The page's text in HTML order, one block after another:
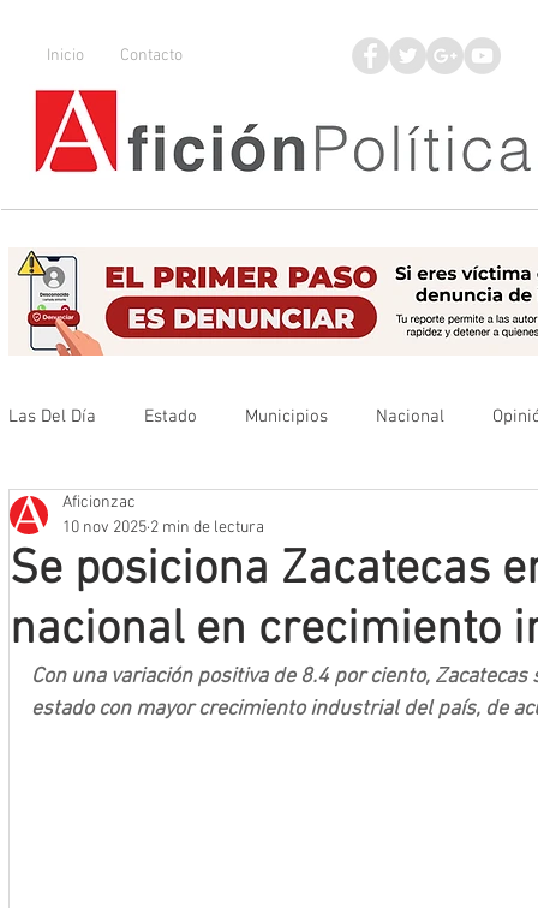
Inicio Contacto
Las Del Día Estado Municipios Nacional
Que no se olvide
Mineros LNBP
Se posiciona Zacatecas
nacional en crecimiento
Aficionzac
10 nov 2025 2 min de lectura
Con una variación positiva de 8.4 por ciento,
estado con mayor crecimiento industrial del país, de